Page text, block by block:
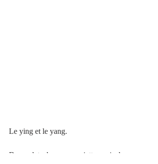
Le ying et le yang.
Deux plats dans une assiette, mais deux